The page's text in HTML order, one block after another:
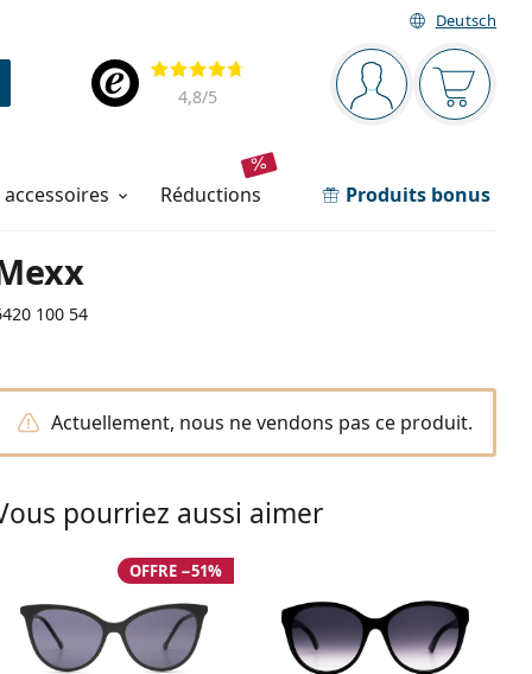
Deutsch
Barre de navigation
Vous êtesVotre
Évaluation
4,8/5
réductions Produits bonus
100 54
Actuellement, nous ne vendons pas ce produit.
pourriez aussi aimer
OFFRE −51%